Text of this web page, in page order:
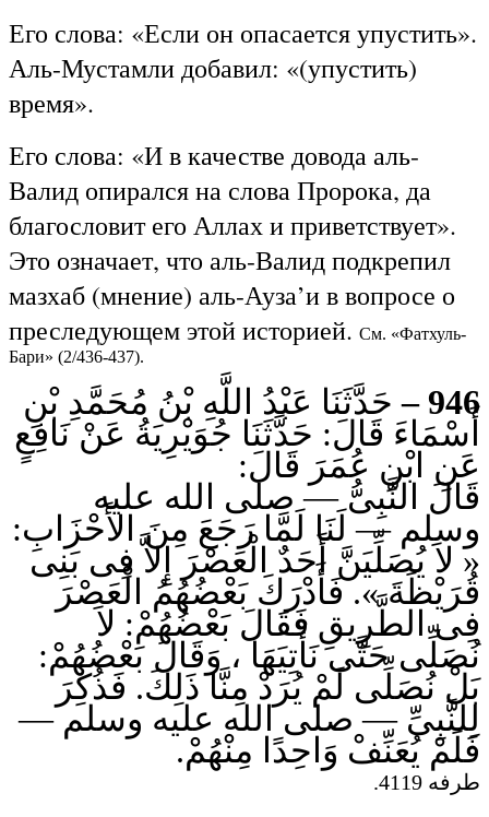
Его слова: «Если он опасается упустить».
Аль-Мустамли добавил: «(упустить)
время».
Его слова: «И в качестве довода аль-
Валид опирался на слова Пророка, да
благословит его Аллах и приветствует».
Это означает, что аль-Валид подкрепил
мазхаб (мнение) аль-Ауза’и в вопросе о
преследующем этой историей. См. «Фатхуль-
Бари» (2/436-437).
946 –
حَدَّثَنَا عَبْدُ اللَّهِ بْنُ مُحَمَّدِ بْنِ
أَسْمَاءَ قَالَ: حَدَّثَنَا جُوَيْرِيَةُ عَنْ نَافِعٍ
عَنِ ابْنِ عُمَرَ قَالَ:
قَالَ النَّبِىُّ — صلى الله عليه
وسلم — لَنَا لَمَّا رَجَعَ مِنَ الأَحْزَابِ:
« لاَ يُصَلِّيَنَّ أَحَدٌ الْعَصْرَ إِلاَّ فِى بَنِى
قُرَيْظَةَ ». فَأَدْرَكَ بَعْضُهُمُ الْعَصْرَ
فِى الطَّرِيقِ فَقَالَ بَعْضُهُمْ: لاَ
نُصَلِّى حَتَّى نَأْتِيَهَا ، وَقَالَ بَعْضُهُمْ:
بَلْ نُصَلِّى لَمْ يُرَدْ مِنَّا ذَلِكَ. فَذُكِرَ
لِلنَّبِىِّ — صلى الله عليه وسلم —
فَلَمْ يُعَنِّفْ وَاحِدًا مِنْهُمْ.
طرفه 4119.